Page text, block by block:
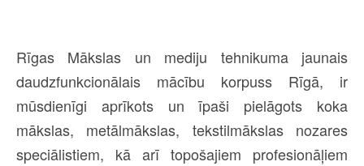
Rīgas Mākslas un mediju tehnikuma jaunais
daudzfunkcionālais mācību korpuss Rīgā, ir
mūsdienīgi aprīkots un īpaši pielāgots koka
mākslas, metālmākslas, tekstilmākslas nozares
speciālistiem, kā arī topošajiem profesionāļiem